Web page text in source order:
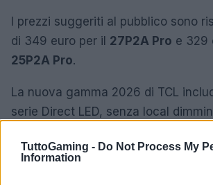
TuttoGaming - Do Not Process My
Information
I prezzi suggeriti al pubblico sono
di 349 euro per il 27P2A Pro e 329
25P2A Pro.
La nuova gamma 2026 di TCL
serie Direct LED, senza local
due modelli Full HD a 300 Hz
rispettivamente di 199 e 179 euro.